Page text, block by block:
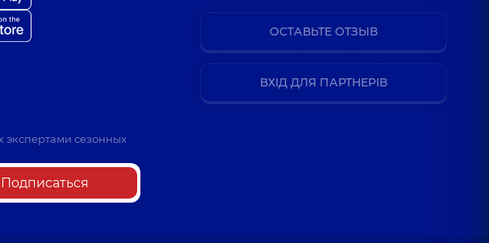
экспертами сезонных
Подписаться
ОСТАВЬТЕ ОТЗЫВ
ВХІД ДЛЯ ПАРТНЕРІВ